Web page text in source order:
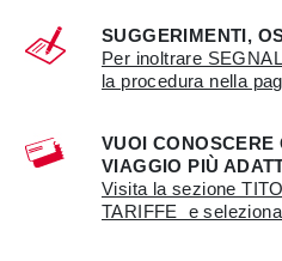
SUGGERIMENTI,
Per inoltrare
la procedura nella
VUOI
VIAGGIO PIÙ
Visita la sezione
TARIFFE e